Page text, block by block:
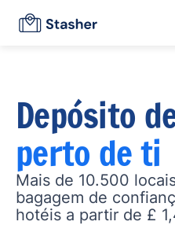
Depósito
perto de ti
Mais de 10.500
bagagem de
hotéis a partir de £